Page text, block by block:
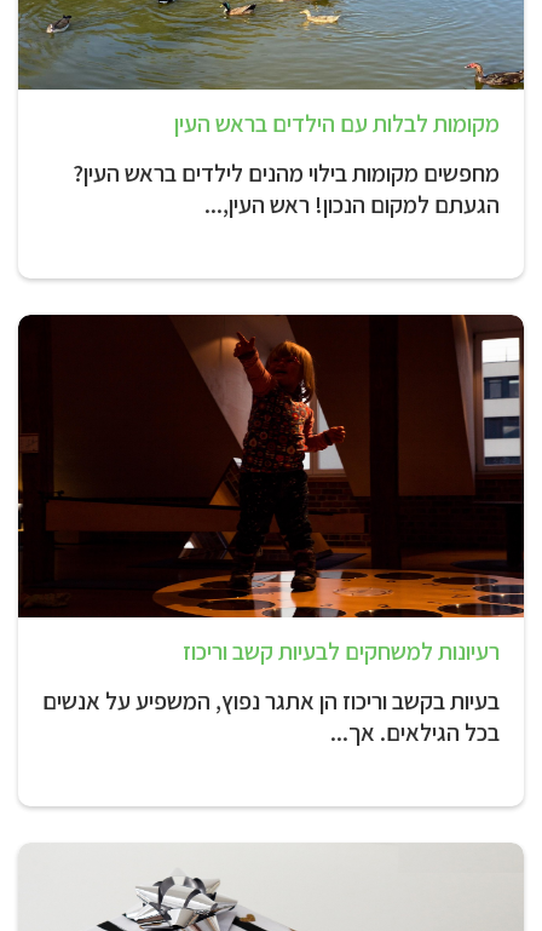
מקומות לבלות עם הילדים בראש העין
מחפשים מקומות בילוי מהנים לילדים בראש העין?
הגעתם למקום הנכון! ראש העין,...
רעיונות למשחקים לבעיות קשב וריכוז
בעיות בקשב וריכוז הן אתגר נפוץ, המשפיע על אנשים
בכל הגילאים. אך...